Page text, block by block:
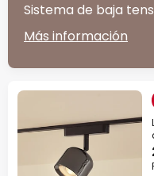
Sistema de baja
Más información